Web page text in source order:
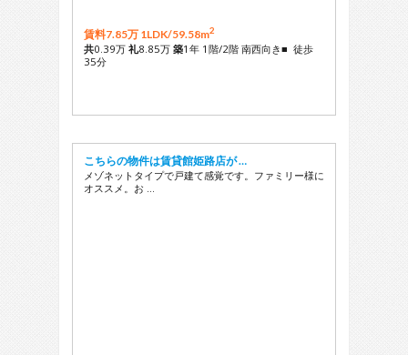
賃料7.85万 1LDK/59.58m2
共0.39万 礼8.85万 築1年 1階/2階 南西向き■ 徒歩
35分
こちらの物件は賃貸館姫路店が …
メゾネットタイプで戸建て感覚です。ファミリー様に
オススメ。お …